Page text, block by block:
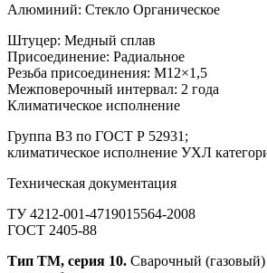
Алюминий: Стекло Органическое
Штуцер: Медный сплав
Присоединение: Радиальное
Резьба присоединения: M12×1,5
Межповерочный интервал: 2 года
Климатическое исполнение
Группа В3 по ГОСТ Р 52931;
климатическое исполнение УХЛ
Техническая документация
ТУ 4212-001-4719015564-2008
ГОСТ 2405-88
Тип ТМ, серия 10. Сварочный (газовый)